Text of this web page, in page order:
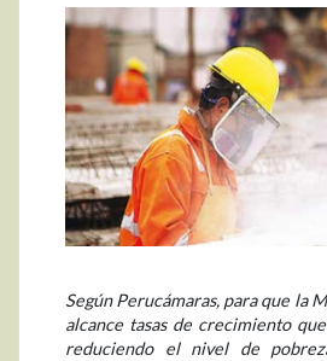
Según Perucámaras, para que la
alcance tasas de crecimiento
reduciendo el nivel de